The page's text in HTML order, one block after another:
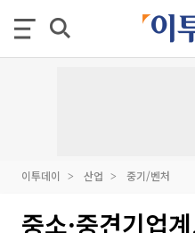
이투데이 산업 중기/벤처
중소·중견기업